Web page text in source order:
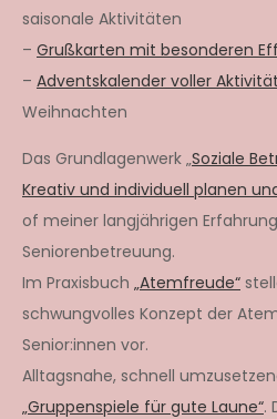
saisonale Aktivitäten
– Grußkarten mit besonderen
– Adventskalender voller
Weihnachten
Das Grundlagenwerk „Soziale
Kreativ und individuell planen
of meiner langjährigen
Seniorenbetreuung.
Im Praxisbuch „Atemfreude“
schwungvolles Konzept der
Senior:innen vor.
Alltagsnahe, schnell
„Gruppenspiele für gute Laune“.